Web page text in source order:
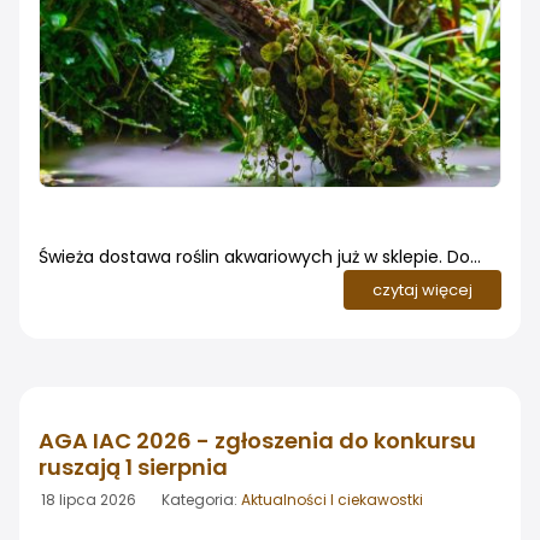
Świeża dostawa roślin akwariowych już w sklepie. Do
naszego sklepu dotarła kolejna, bogata dostawa roślin
akwariowych. W ofercie znalazło się niemal 300 pozycji
czytaj więcej
AGA IAC 2026 - zgłoszenia do konkursu
ruszają 1 sierpnia
18 lipca 2026 Kategoria: Aktualności I ciekawostki